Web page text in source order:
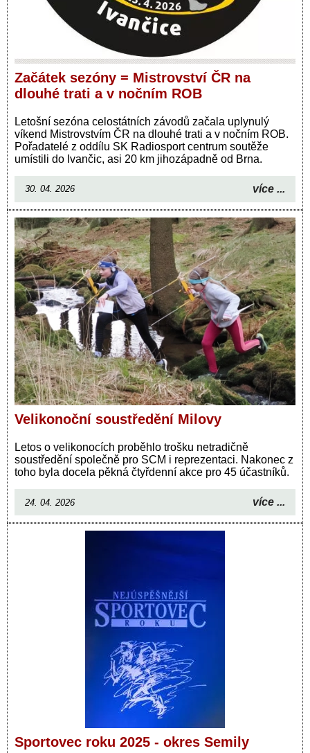
Začátek sezóny = Mistrovství ČR na
dlouhé trati a v nočním ROB
Letošní sezóna celostátních závodů začala uplynulý
víkend Mistrovstvím ČR na dlouhé trati a v nočním ROB.
Pořadatelé z oddílu SK Radiosport centrum soutěže
umístili do Ivančic, asi 20 km jihozápadně od Brna.
30. 04. 2026 více ...
Velikonoční soustředění Milovy
Letos o velikonocích proběhlo trošku netradičně
soustředění společně pro SCM i reprezentaci. Nakonec z
toho byla docela pěkná čtyřdenní akce pro 45 účastníků.
24. 04. 2026 více ...
Sportovec roku 2025 - okres Semily